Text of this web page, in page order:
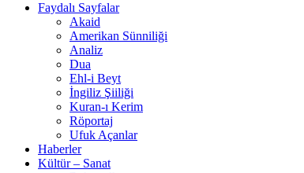
Faydalı Sayfalar
Akaid
Amerikan Sünniliği
Analiz
Dua
Ehl-i Beyt
İngiliz Şiiliği
Kuran-ı Kerim
Röportaj
Ufuk Açanlar
Haberler
Kültür – Sanat